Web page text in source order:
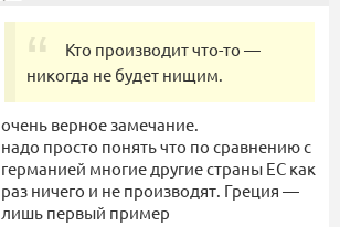
Кто производит что-то —
никогда не будет нищим.
очень верное замечание.
надо просто понять что по сравнению с
германией многие другие страны ЕС как
раз ничего и не производят. Греция —
лишь первый пример